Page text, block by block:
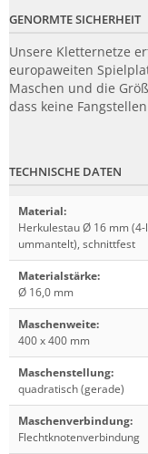
GENORMTE SICHERHEIT
Unsere Kletternetze
europaweiten
Maschen und die
dass keine
TECHNISCHE DATEN
Material:
Herkulestau Ø 16 mm
ummantelt), schnittfest
Materialstärke:
Ø 16,0 mm
Maschenweite:
400 x 400 mm
Maschenstellung:
quadratisch (gerade)
Maschenverbindung:
Flechtknotenverbindung